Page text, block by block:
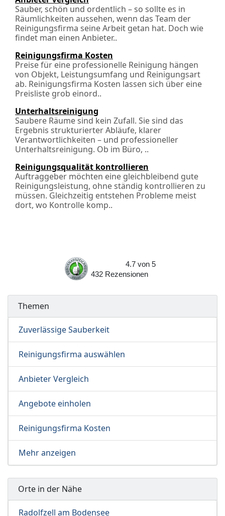
Sauber, schön und ordentlich – so sollte es in
Räumlichkeiten aussehen, wenn das Team der
Reinigungsfirma seine Arbeit getan hat. Doch wie
findet man einen Anbieter..
Reinigungsfirma Kosten
Preise für eine professionelle Reinigung hängen
von Objekt, Leistungsumfang und Reinigungsart
ab. Reinigungsfirma Kosten lassen sich über eine
Preisliste grob einord..
Unterhaltsreinigung
Saubere Räume sind kein Zufall. Sie sind das
Ergebnis strukturierter Abläufe, klarer
Verantwortlichkeiten – und professioneller
Unterhaltsreinigung. Ob im Büro, ..
Reinigungsqualität kontrollieren
Auftraggeber möchten eine gleichbleibend gute
Reinigungsleistung, ohne ständig kontrollieren zu
müssen. Gleichzeitig entstehen Probleme meist
dort, wo Kontrolle komp..
4.7 von 5
432
Rezensionen
Themen
Zuverlässige Sauberkeit
Reinigungsfirma auswählen
Anbieter Vergleich
Angebote einholen
Reinigungsfirma Kosten
Mehr anzeigen
Orte in der Nähe
Radolfzell am Bodensee